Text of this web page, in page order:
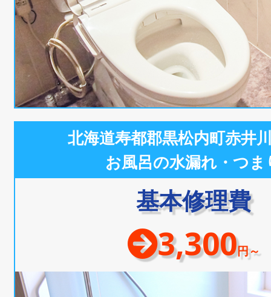
北海道寿都郡黒松内町赤井
お風呂の水漏れ・つま
基本修理費
3,300円～